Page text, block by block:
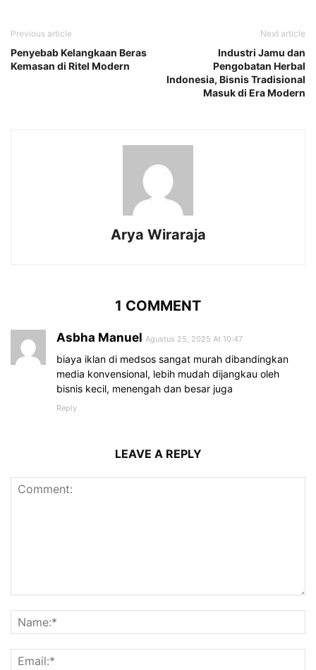
Previous article
Penyebab Kelangkaan Beras
Kemasan di Ritel Modern
Next article
Industri Jamu dan
Pengobatan Herbal
Indonesia, Bisnis Tradisional
Masuk di Era Modern
Arya Wiraraja
1 COMMENT
Asbha Manuel Agustus 25, 2025 At 10:47
biaya iklan di medsos sangat murah dibandingkan
media konvensional, lebih mudah dijangkau oleh
bisnis kecil, menengah dan besar juga
Reply
LEAVE A REPLY